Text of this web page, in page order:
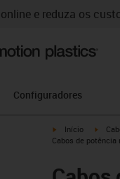
e reduza os
Configuradores
igus-icon-arrow-
Início
Cabos de potência